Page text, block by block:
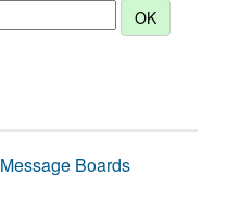
Message Boards